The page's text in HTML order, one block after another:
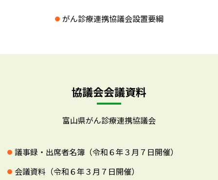
がん診療連携協議会設置要綱
協議会会議資料
富山県がん診療連携協議会
議事録・出席者名簿（令和６年３月７日開催）
会議資料（令和６年３月７日開催）